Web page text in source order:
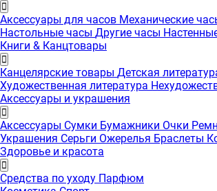
Аксессуары для часов Механические
Настольные часы Другие часы
Книги & Канцтовары
Канцелярские товары Детская
Художественная литература
Аксессуары и украшения
Аксессуары Сумки Бумажники Очки
Украшения Серьги Ожерелья Браслеты
Здоровье и красота
Средства по уходу Парфюм